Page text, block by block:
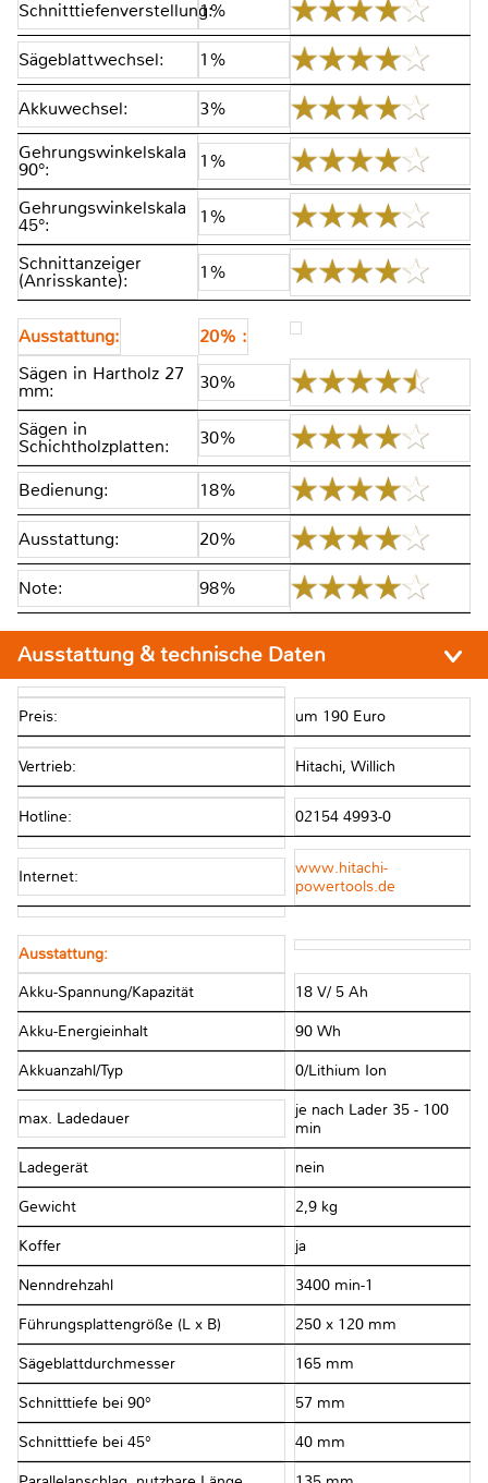
Schnitttiefenverstellung:1%
Sägeblattwechsel: 1%
Akkuwechsel:
3%
Gehrungswinkelskala
90°: 1%
Gehrungswinkelskala
45°: 1%
Schnittanzeiger
(Anrisskante): 1%
Ausstattung:
20% :
Sägen in Hartholz 27
mm: 30%
Sägen in
Schichtholzplatten: 30%
Bedienung: 18%
Ausstattung: 20%
Note: 98%
Ausstattung & technische Daten
Preis: um 190 Euro
Vertrieb: Hitachi, Willich
Hotline: 02154 4993-0
Internet:
www.hitachi-
powertools.de
Ausstattung:
Akku-Spannung/Kapazität 18 V/ 5 Ah
Akku-Energieinhalt 90 Wh
Akkuanzahl/Typ 0/Lithium Ion
max. Ladedauer
je nach Lader 35 - 100
min
Ladegerät nein
Gewicht 2,9 kg
Koffer ja
Nenndrehzahl 3400 min-1
Führungsplattengröße (L x B) 250 x 120 mm
Sägeblattdurchmesser 165 mm
Schnitttiefe bei 90° 57 mm
Schnitttiefe bei 45° 40 mm